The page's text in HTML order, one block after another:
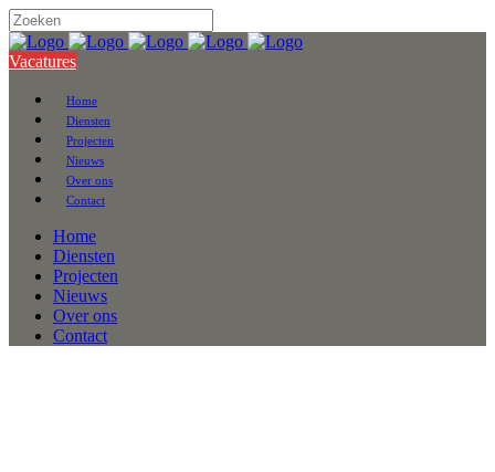
Vacatures
Home
Diensten
Projecten
Nieuws
Over ons
Contact
Home
Diensten
Projecten
Nieuws
Over ons
Contact